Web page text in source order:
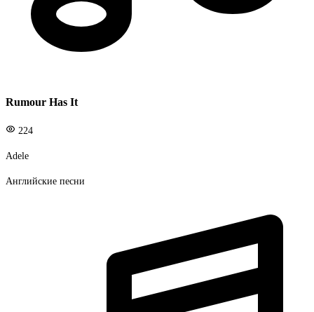
Rumour Has It
224
Adele
Английские песни